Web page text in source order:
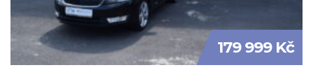
179 999 Kč